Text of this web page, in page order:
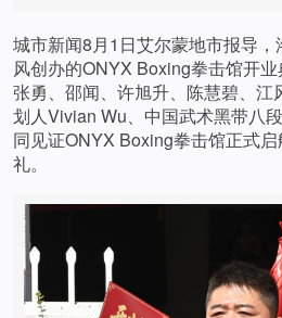
城市新闻8月1日艾尔蒙地市报导
风创办的ONYX Boxing拳击馆开
张勇、邵闻、许旭升、陈慧碧、江
划人Vivian Wu、中国武术黑带八
同见证ONYX Boxing拳击馆正式
礼。